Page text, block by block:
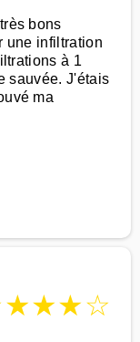
bons
une infiltration
à 1
sauvée. J'étais
ma
★★★☆